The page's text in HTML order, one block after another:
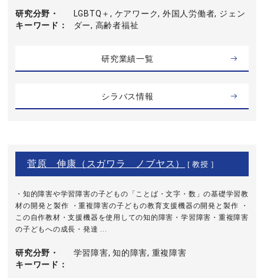
研究分野・
キーワード
LGBTQ＋, ケアワーク, 外国人労働者, ジェン
ダー, 高齢者福祉
研究業績一覧
シラバス情報
菅原 伸康（スガワラ ノブヤス） [ 教授 ]
・知的障害や学習障害の子どもの「ことば・文字・数」の基礎学習教
材の開発と製作 ・重複障害の子どもの教育支援機器の開発と製作 ・
この自作教材・支援機器を使用しての知的障害・学習障害・重複障害
の子どもへの成長・発達 ...
研究分野・
キーワード
学習障害, 知的障害, 重複障害